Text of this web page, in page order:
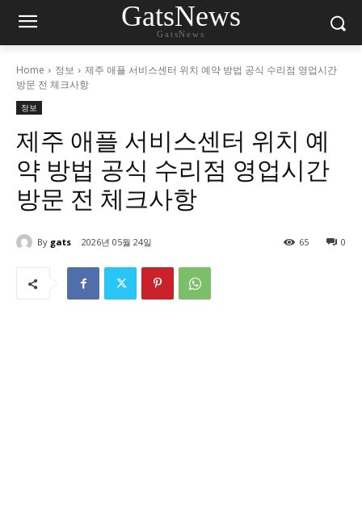
GatsNews
GatsNews
Home 정보
제주 애플 서비스센터 위치 예약 방법 공식 수리점 영업시간
방문 전 체크사항
정보
제주 애플 서비스센터 위치 예
약 방법 공식 수리점 영업시간
방문 전 체크사항
By gats 2026년 05월 24일 0
65